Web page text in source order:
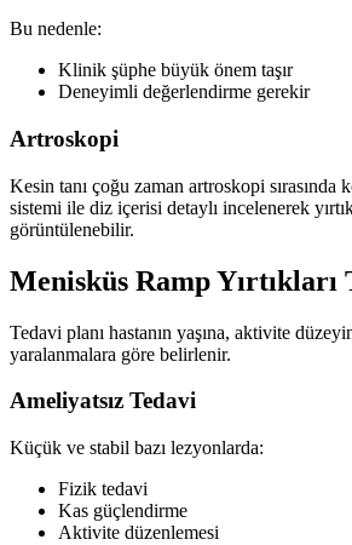
Bu nedenle:
Klinik şüphe büyük önem taşır
Deneyimli değerlendirme gerekir
Artroskopi
Kesin tanı çoğu zaman artroskopi sırasında
sistemi ile diz içerisi detaylı incelenerek
görüntülenebilir.
Menisküs Ramp Yırtıkları
Tedavi planı hastanın yaşına, aktivite
yaralanmalara göre belirlenir.
Ameliyatsız Tedavi
Küçük ve stabil bazı lezyonlarda:
Fizik tedavi
Kas güçlendirme
Aktivite düzenlemesi